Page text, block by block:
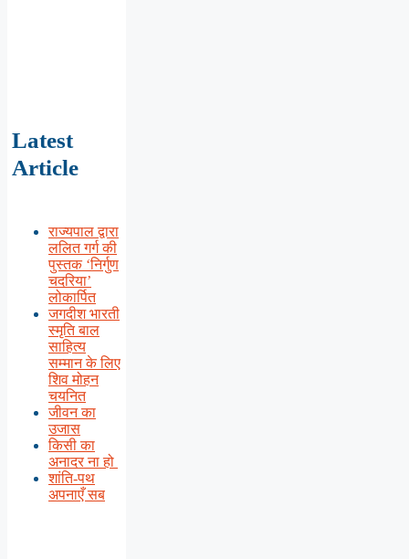
Latest
Article
राज्यपाल द्वारा
ललित गर्ग की
पुस्तक ‘निर्गुण
चदरिया’
लोकार्पित
जगदीश भारती
स्मृति बाल
साहित्य
सम्मान के लिए
शिव मोहन
चयनित
जीवन का
उजास
किसी का
अनादर ना हो
शांति-पथ
अपनाएँ सब